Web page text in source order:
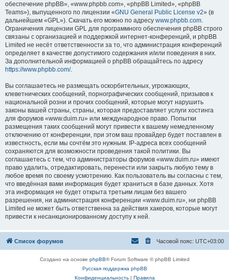
обеспечение phpBB», «www.phpbb.com», «phpBB Limited», «phpBB
Teams»), выпущенного по лицензии «GNU General Public License v2» (в
дальнейшем «GPL»). Скачать его можно по адресу www.phpbb.com.
Ограничения лицензии GPL для программного обеспечения phpBB строго
связаны с организацией и поддержкой интернет-конференций, и phpBB
Limited не несёт ответственности за то, что администрация конференций
определяет в качестве допустимого содержания и/или поведения в них.
За дополнительной информацией о phpBB обращайтесь по адресу
https://www.phpbb.com/.
Вы соглашаетесь не размещать оскорбительных, угрожающих,
клеветнических сообщений, порнографических сообщений, призывов к
национальной розни и прочих сообщений, которые могут нарушить
законы вашей страны, страны, которая предоставляет услуги хостинга
для форумов «www.duim.ru» или международное право. Попытки
размещения таких сообщений могут привести к вашему немедленному
отключению от конференции, при этом ваш провайдер будет поставлен в
известность, если мы сочтём это нужным. IP-адреса всех сообщений
сохраняются для возможности проведения такой политики. Вы
соглашаетесь с тем, что администраторы форумов «www.duim.ru» имеют
право удалить, отредактировать, перенести или закрыть любую тему в
любое время по своему усмотрению. Как пользователь вы согласны с тем,
что введённая вами информация будет храниться в базе данных. Хотя
эта информация не будет открыта третьим лицам без вашего
разрешения, ни администрация конференции «www.duim.ru», ни phpBB
Limited не может быть ответственна за действия хакеров, которые могут
привести к несанкционированному доступу к ней.
Список форумов Часовой пояс: UTC+03:00
Создано на основе phpBB® Forum Software © phpBB Limited
Русская поддержка phpBB
Конфиденциальность| Правила